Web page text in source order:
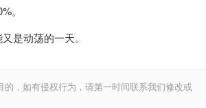
。
是动荡的一天。
，如有侵权行为，请第一时间联系我们修改或